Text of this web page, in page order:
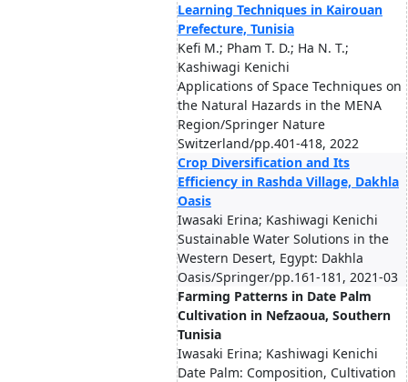
Learning Techniques in Kairouan
Prefecture, Tunisia
Kefi M.; Pham T. D.; Ha N. T.;
Kashiwagi Kenichi
Applications of Space Techniques on
the Natural Hazards in the MENA
Region/Springer Nature
Switzerland/pp.401-418, 2022
Crop Diversification and Its
Efficiency in Rashda Village, Dakhla
Oasis
Iwasaki Erina; Kashiwagi Kenichi
Sustainable Water Solutions in the
Western Desert, Egypt: Dakhla
Oasis/Springer/pp.161-181, 2021-03
Farming Patterns in Date Palm
Cultivation in Nefzaoua, Southern
Tunisia
Iwasaki Erina; Kashiwagi Kenichi
Date Palm: Composition, Cultivation